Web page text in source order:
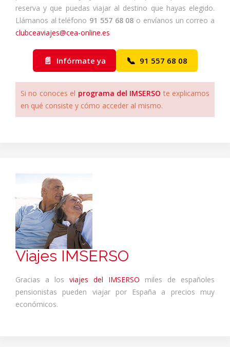
reserva y que puedas viajar al destino que hayas elegido.
Llámanos al teléfono 91 557 68 08 o envíanos un correo a
clubceaviajes@cea-online.es
📄 Infórmate ya 📞 91 557 68 08
Si no conoces el programa del IMSERSO te explicamos
en qué consiste y cómo acceder al mismo.
Viajes IMSERSO
Gracias a los viajes del IMSERSO miles de españoles
pensionistas pueden viajar por España a precios muy
económicos.